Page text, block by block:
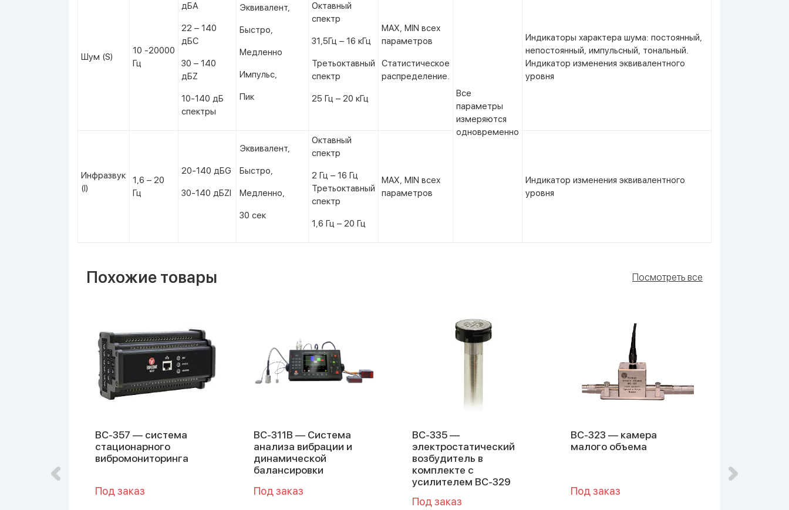
Шум (S)
10 -20000
Гц
дБА
22 – 140
дБС
30 – 140
дБZ
10-140 дБ
спектры
Эквивалент,
Быстро,
Медленно
Импульс,
Пик
Октавный
спектр
31,5Гц – 16 кГц
Третьоктавный
спектр
25 Гц – 20 кГц
MAX, MIN всех
параметров
Статистическое
распределение.
Все
параметры
измеряются
одновременно
Индикаторы характера шума: постоянный,
непостоянный, импульсный, тональный.
Индикатор изменения эквивалентного
уровня
Инфразвук
(I)
1,6 – 20
Гц
20-140 дБG
30-140 дБZI
Эквивалент,
Быстро,
Медленно,
30 сек
Октавный
спектр
2 Гц – 16 Гц
Третьоктавный
спектр
1,6 Гц – 20 Гц
MAX, MIN всех
параметров
Индикатор изменения эквивалентного
уровня
Похожие товары Посмотреть все
ВС-357 — система
стационарного
вибромониторинга
Под заказ
ВС-311В — Система
анализа вибрации и
динамической
балансировки
Под заказ
ВС-335 —
электростатический
возбудитель в
комплекте с
усилителем ВС-329
Под заказ
ВС-323 — камера
малого объема
Под заказ